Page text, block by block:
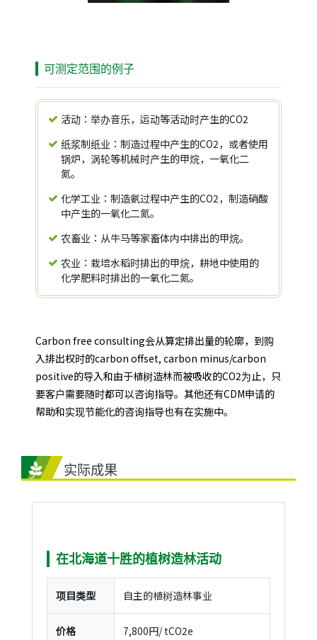
可测定范围的例子
活动：举办音乐，运动等活动时产生的CO2
纸浆制纸业：制造过程中产生的CO2，或者使用
锅炉，涡轮等机械时产生的甲烷，一氧化二
氮。
化学工业：制造氨过程中产生的CO2，制造硝酸
中产生的一氧化二氮。
农畜业：从牛马等家畜体内中排出的甲烷。
农业：栽培水稻时排出的甲烷，耕地中使用的
化学肥料时排出的一氧化二氮。
Carbon free consulting会从算定排出量的轮廓，到购
入排出权时的carbon offset, carbon minus/carbon
positive的导入和由于植树造林而被吸收的CO2为止，只
要客户需要随时都可以咨询指导。其他还有CDM申请的
帮助和实现节能化的咨询指导也有在实施中。
实际成果
在北海道十胜的植树造林活动
项目类型 自主的植树造林事业
价格
7,800円/ tCO2e